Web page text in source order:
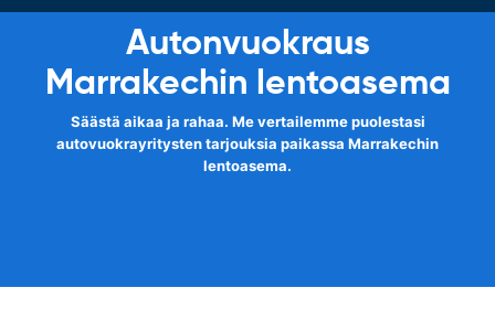
Autonvuokraus
Marrakechin lentoasema
Säästä aikaa ja rahaa. Me vertailemme puolestasi
autovuokrayritysten tarjouksia paikassa Marrakechin
lentoasema.